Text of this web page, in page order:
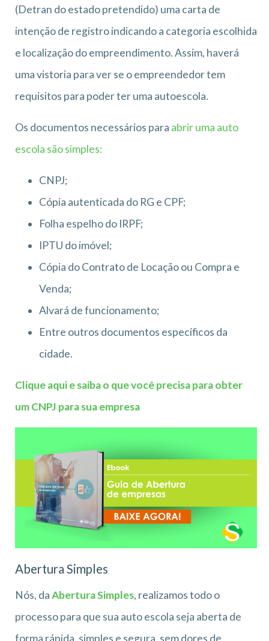
(Detran do estado pretendido) uma carta de
intenção de registro indicando a categoria escolhida
e localização do empreendimento. Assim, haverá
uma vistoria para ver se o empreendedor tem
requisitos para poder ter uma autoescola.
Os documentos necessários para abrir uma auto
escola são simples:
CNPJ;
Cópia autenticada do RG e CPF;
Folha espelho do IRPF;
IPTU do imóvel;
Cópia do Contrato de Locação ou Compra e
Venda;
Alvará de funcionamento;
Entre outros documentos específicos da
cidade.
Clique aqui e saiba o que você precisa para obter
um CNPJ para sua empresa
Abertura Simples
Nós, daAbertura Simples, realizamos todo o
processo para que sua auto escola seja aberta de
forma rápida, simples e segura, sem dores de